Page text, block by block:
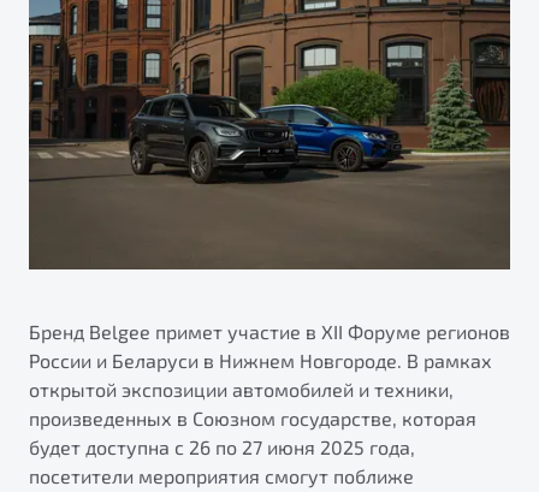
Яркий кроссовер
от 2 219 990 ₽*
S50
Автокредит
Трейд-ин
Страхование
Расчет КАСКО
ПОДДЕРЖКА
Гарантия Belgee
Belgee Линк
Belgee Клуб
Помощь на дорогах
О дилерском центре
Правовая информация
Бренд Belgee примет участие в XII Форуме регионов
России и Беларуси в Нижнем Новгороде. В рамках
открытой экспозиции автомобилей и техники,
произведенных в Союзном государстве, которая
будет доступна с 26 по 27 июня 2025 года,
посетители мероприятия смогут поближе